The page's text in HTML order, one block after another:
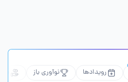
رویداد‌ها نوآوری باز